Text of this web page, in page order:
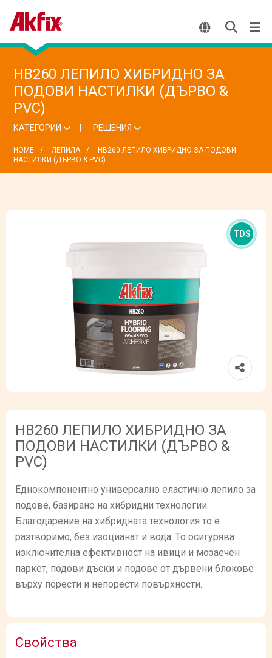
HB260 ЛЕПИЛО ХИБРИДНО ЗА
ПОДОВИ НАСТИЛКИ (ДЪРВО &
PVC)
КАТЕГОРИИ РЕШЕНИЯ
HOME ЛЕПИЛА
HB260 ЛЕПИЛО ХИБРИДНО ЗА ПОДОВИ
НАСТИЛКИ (ДЪРВО & PVC)
TDS
HB260 ЛЕПИЛО ХИБРИДНО ЗА
ПОДОВИ НАСТИЛКИ (ДЪРВО &
PVC)
Еднокомпонентно универсално еластично лепило за
подове, базирано на хибридни технологии.
Благодарение на хибридната технология то е
разтворимо, без изоцианат и вода. То осигурява
изключителна ефективност на ивици и мозаечен
паркет, подови дъски и подове от дървени блокове
върху порести и непорести повърхности.
Свойства